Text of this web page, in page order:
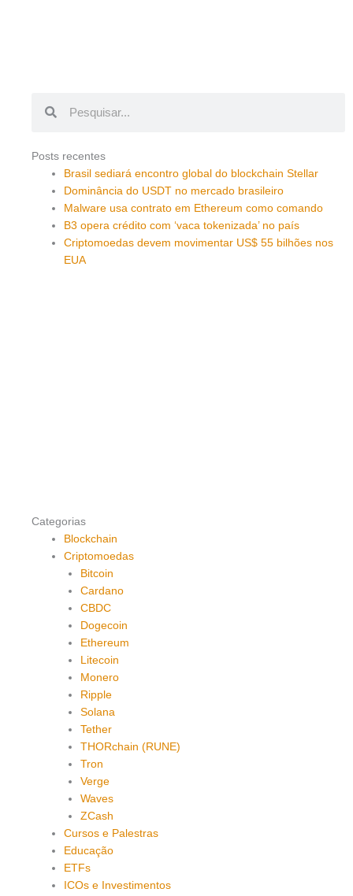
Posts recentes
Brasil sediará encontro global do blockchain Stellar
Dominância do USDT no mercado brasileiro
Malware usa contrato em Ethereum como comando
B3 opera crédito com ‘vaca tokenizada’ no país
Criptomoedas devem movimentar US$ 55 bilhões nos
EUA
Categorias
Blockchain
Criptomoedas
Bitcoin
Cardano
CBDC
Dogecoin
Ethereum
Litecoin
Monero
Ripple
Solana
Tether
THORchain (RUNE)
Tron
Verge
Waves
ZCash
Cursos e Palestras
Educação
ETFs
ICOs e Investimentos